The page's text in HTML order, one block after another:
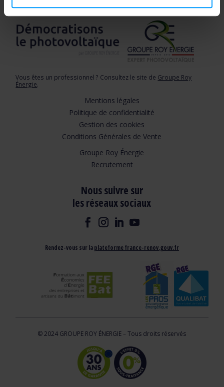
Vous êtes un professionnel ? Consultez le site de Groupe Roy
Énergie.
Mentions légales
Politique de confidentialité
Gestion des cookies
Conditions Générales de Vente
Groupe Roy Énergie
Recrutement
Nous suivre sur
les réseaux sociaux
Rendez-vous sur laplateforme france-renov.gouv.fr
© 2024 GROUPE ROY ÉNERGIE – Tous droits réservés